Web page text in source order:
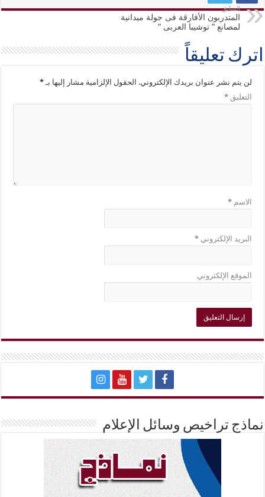
السابق
المتدربون الأفارقة فى جولة ميدانية
لمصانع ” توشيبا العربى “
اترك تعليقاً
لن يتم نشر عنوان بريدك الإلكتروني. الحقول الإلزامية مشار إليها بـ*
التعليق*
الاسم*
البريد الإلكتروني*
الموقع الإلكتروني
نماذج تراخيص وسائل الإعلام